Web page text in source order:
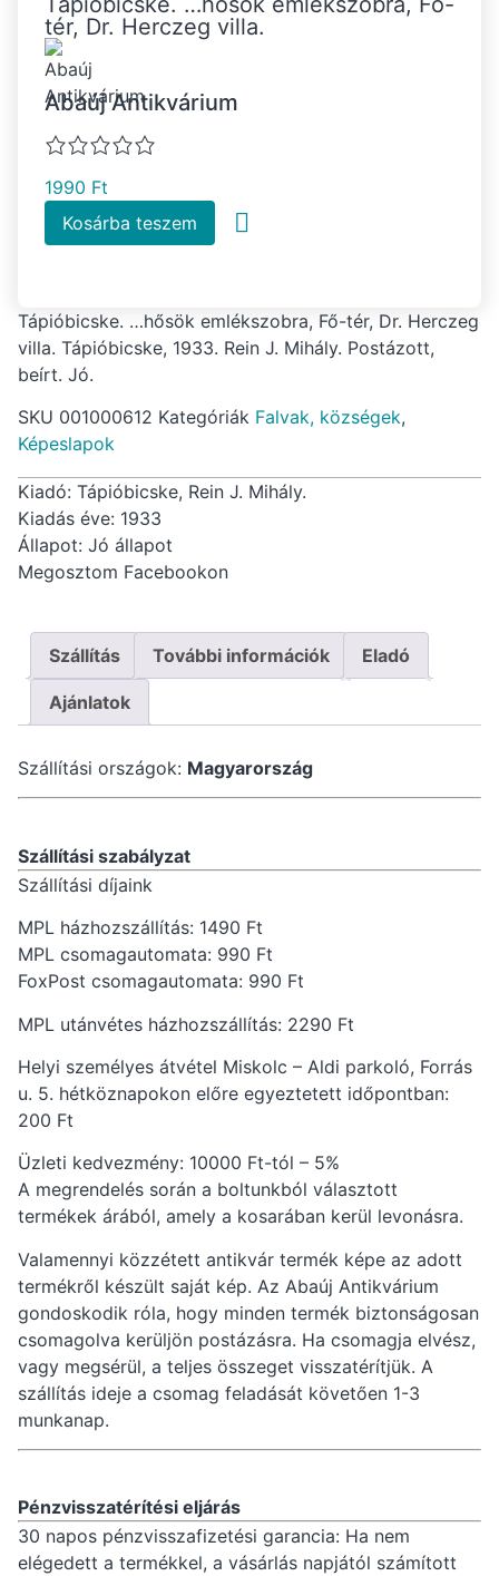
tér, Dr. Herczeg villa.
Abaúj Antikvárium
1990 Ft
Kosárba teszem
Tápióbicske. …hősök emlékszobra, Fő-tér, Dr. Herczeg
villa. Tápióbicske, 1933. Rein J. Mihály. Postázott,
beírt. Jó.
SKU 001000612 Kategóriák Falvak, községek,
Képeslapok
Kiadó: Tápióbicske, Rein J. Mihály.
Kiadás éve: 1933
Állapot: Jó állapot
Megosztom Facebookon
Szállítás További információk Eladó
Ajánlatok
Szállítási országok: Magyarország
Szállítási szabályzat
Szállítási díjaink
MPL házhozszállítás: 1490 Ft
MPL csomagautomata: 990 Ft
FoxPost csomagautomata: 990 Ft
MPL utánvétes házhozszállítás: 2290 Ft
Helyi személyes átvétel Miskolc – Aldi parkoló, Forrás
u. 5. hétköznapokon előre egyeztetett időpontban:
200 Ft
Üzleti kedvezmény: 10000 Ft-tól – 5%
A megrendelés során a boltunkból választott
termékek árából, amely a kosarában kerül levonásra.
Valamennyi közzétett antikvár termék képe az adott
termékről készült saját kép. Az Abaúj Antikvárium
gondoskodik róla, hogy minden termék biztonságosan
csomagolva kerüljön postázásra. Ha csomagja elvész,
vagy megsérül, a teljes összeget visszatérítjük. A
szállítás ideje a csomag feladását követően 1-3
munkanap.
Pénzvisszatérítési eljárás
30 napos pénzvisszafizetési garancia: Ha nem
elégedett a termékkel, a vásárlás napjától számított